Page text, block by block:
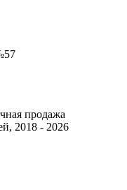
продажа
2018 - 2026